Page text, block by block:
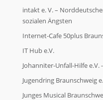
intakt e. V. –
sozialen Ängsten
Internet-Cafe 50plus
IT Hub e.V.
Johanniter-Unfall-Hilfe
Jugendring Braunschweig
Junges Musical